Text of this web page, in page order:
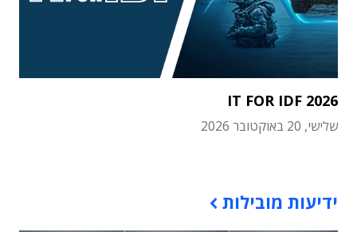
IT FOR IDF 2026
שלישי, 20 באוקטובר 2026
ידיעות מובילות